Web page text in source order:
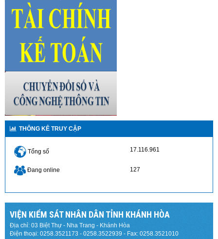
THÔNG KÊ TRUY CẬP
Tổng số 17.116.961
Đang online 127
VIỆN KIỂM SÁT NHÂN DÂN TỈNH KHÁNH HÒA
Địa chỉ: 03 Biệt Thự - Nha Trang - Khánh Hòa
Điện thoại: 0258.3521173 - 0258.3522939 - Fax: 0258.3521010